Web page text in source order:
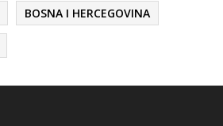
BOSNA I HERCEGOVINA